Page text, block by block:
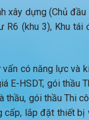
xây dựng (Chủ
(khu 3), Khu
có năng lực và
E-HSDT, gói thầu
thầu, gói thầu Thi
lắp đặt thiết